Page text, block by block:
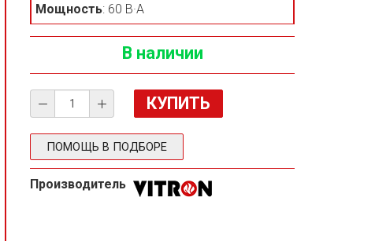
Мощность: 60 В·А
В наличии
ПОМОЩЬ В ПОДБОРЕ
Производитель